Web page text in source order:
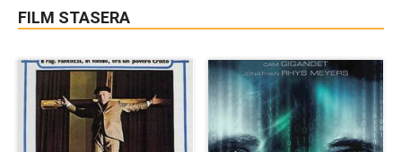
FILM STASERA